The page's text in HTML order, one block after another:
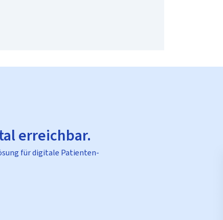
erreichbar.
für digitale Patienten-